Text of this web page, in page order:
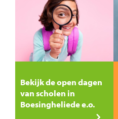
Bekijk de open dagen
van scholen in
Boesingheliede e.o.